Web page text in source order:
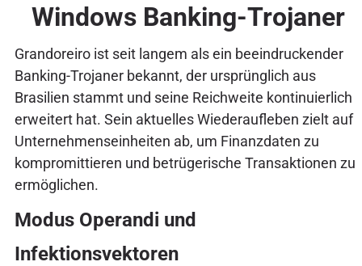
Windows Banking-Trojaner
Grandoreiro ist seit langem als ein beeindruckender
Banking-Trojaner bekannt, der ursprünglich aus
Brasilien stammt und seine Reichweite kontinuierlich
erweitert hat. Sein aktuelles Wiederaufleben zielt auf
Unternehmenseinheiten ab, um Finanzdaten zu
kompromittieren und betrügerische Transaktionen zu
ermöglichen.
Modus Operandi und
Infektionsvektoren